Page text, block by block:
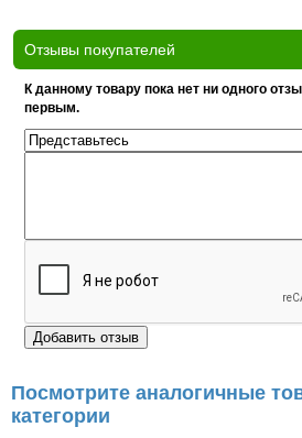
Отзывы покупателей
К данному товару пока нет ни одного
первым.
Посмотрите аналогичные
категории